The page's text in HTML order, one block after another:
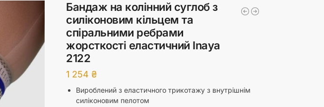
Бандаж на колінний суглоб з
силіконовим кільцем та
спіральними ребрами
жорсткості еластичний Inaya
2122
1 254 ₴
Вироблений з еластичного трикотажу з внутрішнім
силіконовим пелотом